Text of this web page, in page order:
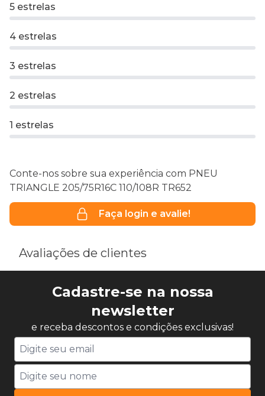
5 estrelas
4 estrelas
3 estrelas
2 estrelas
1 estrelas
Conte-nos sobre sua experiência com PNEU
TRIANGLE 205/75R16C 110/108R TR652
Faça login e avalie!
Avaliações de clientes
Cadastre-se na nossa
newsletter
e receba descontos e condições exclusivas!